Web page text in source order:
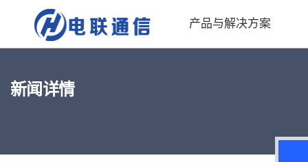
产品与解决方案
新闻详情